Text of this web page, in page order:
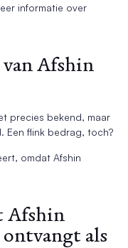
informatie over
Afshin
precies bekend, maar
Een flink bedrag, toch?
omdat Afshin
Afshin
als